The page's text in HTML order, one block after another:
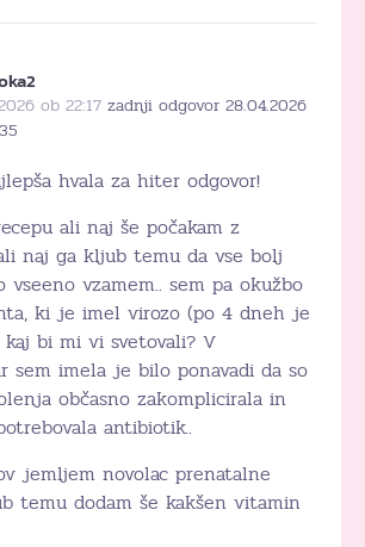
ob 22:17 zadnji odgovor 28.04.2026
hvala za hiter odgovor!
ali naj še počakam z
naj ga kljub temu da vse bolj
vseeno vzamem.. sem pa okužbo
ki je imel virozo (po 4 dneh je
bi mi vi svetovali? V
sem imela je bilo ponavadi da so
občasno zakomplicirala in
antibiotik..
jemljem novolac prenatalne
temu dodam še kakšen vitamin